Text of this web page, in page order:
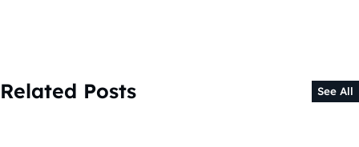
Related Posts See All